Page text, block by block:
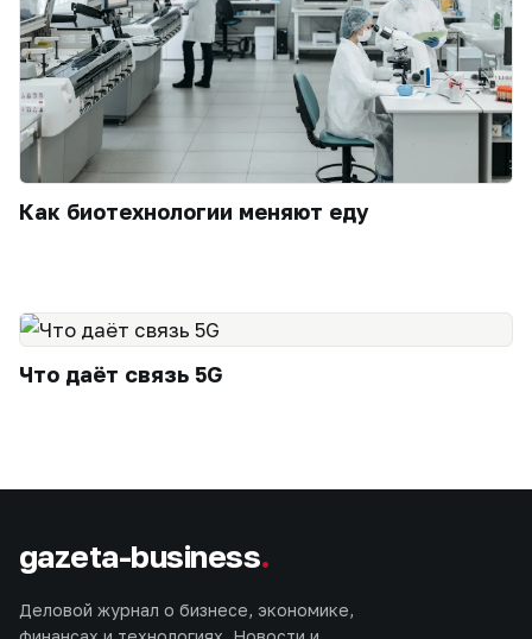
Как биотехнологии меняют еду
Что даёт связь 5G
gazeta-business.
Деловой журнал о бизнесе, экономике,